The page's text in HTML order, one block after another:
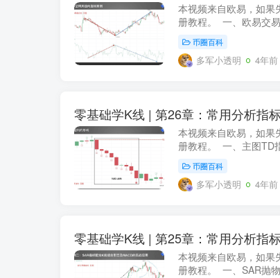
本视频来自欧易，如果
册教程。 一、欧易交
币圈百科
多军小透明 4年前
零基础学K线 | 第26章：常用分析指
本视频来自欧易，如果
册教程。 一、主图TD
币圈百科
多军小透明 4年前
零基础学K线 | 第25章：常用分析指
本视频来自欧易，如果
册教程。 一、SAR抛